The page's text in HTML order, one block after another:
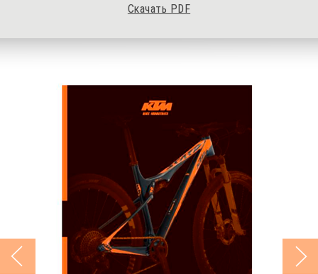
Скачать PDF